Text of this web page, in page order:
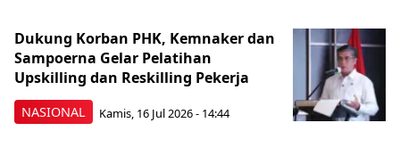
NASIONAL
Dukung Korban PHK, Kemnaker dan
Sampoerna Gelar Pelatihan
Upskilling dan Reskilling Pekerja
Kamis, 16 Jul 2026 - 14:44